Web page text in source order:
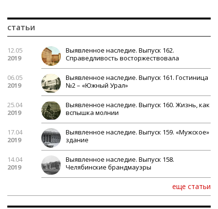
статьи
12.05
2019
Выявленное наследие. Выпуск 162.
Справедливость восторжествовала
06.05
2019
Выявленное наследие. Выпуск 161. Гостиница
№2 – «Южный Урал»
25.04
2019
Выявленное наследие. Выпуск 160. Жизнь, как
вспышка молнии
17.04
2019
Выявленное наследие. Выпуск 159. «Мужское»
здание
14.04
2019
Выявленное наследие. Выпуск 158.
Челябинские брандмауэры
еще статьи